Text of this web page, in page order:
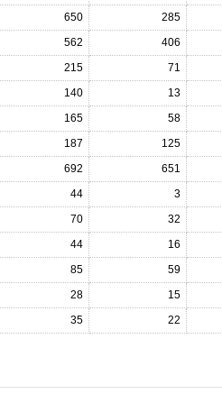
650
285
562
406
215
71
140
13
165
58
187
125
692
651
44
3
70
32
44
16
85
59
28
15
35 22